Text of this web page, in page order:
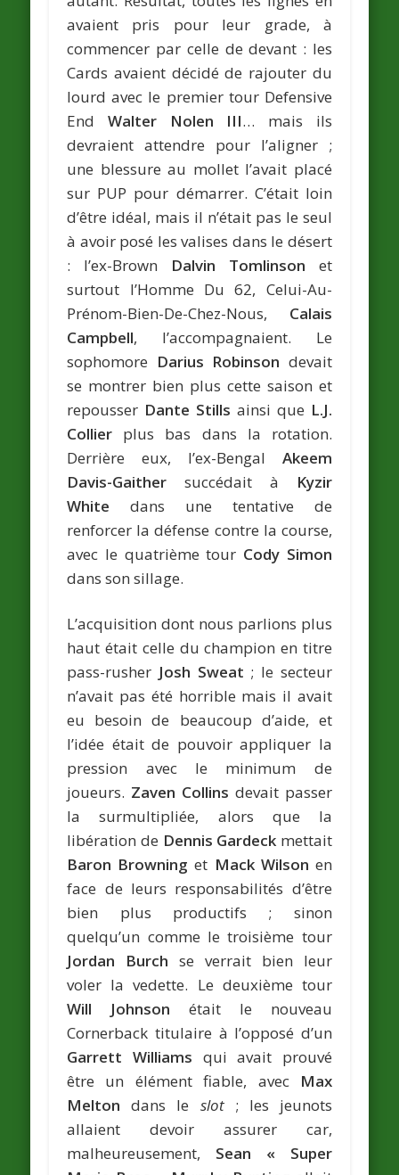
avaient pris pour leur grade, à
commencer par celle de devant : les
Cards avaient décidé de rajouter du
lourd avec le premier tour Defensive
End Walter Nolen III… mais ils
devraient attendre pour l’aligner ;
une blessure au mollet l’avait placé
sur PUP pour démarrer. C’était loin
d’être idéal, mais il n’était pas le seul
à avoir posé les valises dans le désert
: l’ex-Brown Dalvin Tomlinson et
surtout l’Homme Du 62, Celui-Au-
Prénom-Bien-De-Chez-Nous, Calais
Campbell, l’accompagnaient. Le
sophomore Darius Robinson devait
se montrer bien plus cette saison et
repousser Dante Stills ainsi que L.J.
Collier plus bas dans la rotation.
Derrière eux, l’ex-Bengal Akeem
Davis-Gaither succédait à Kyzir
White dans une tentative de
renforcer la défense contre la course,
avec le quatrième tour Cody Simon
dans son sillage.
L’acquisition dont nous parlions plus
haut était celle du champion en titre
pass-rusher Josh Sweat ; le secteur
n’avait pas été horrible mais il avait
eu besoin de beaucoup d’aide, et
l’idée était de pouvoir appliquer la
pression avec le minimum de
joueurs. Zaven Collins devait passer
la surmultipliée, alors que la
libération de Dennis Gardeck mettait
Baron Browning et Mack Wilson en
face de leurs responsabilités d’être
bien plus productifs ; sinon
quelqu’un comme le troisième tour
Jordan Burch se verrait bien leur
voler la vedette. Le deuxième tour
Will Johnson était le nouveau
Cornerback titulaire à l’opposé d’un
Garrett Williams qui avait prouvé
être un élément fiable, avec Max
Melton dans le slot; les jeunots
allaient devoir assurer car,
malheureusement, Sean « Super